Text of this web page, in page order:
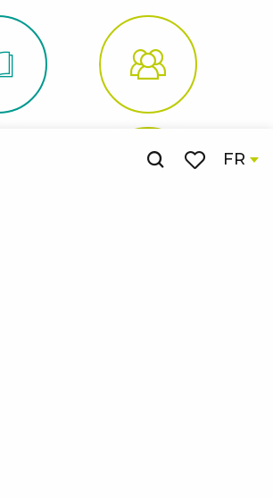
Recherche
FR